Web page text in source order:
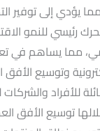
يؤدي إلى توفير
رئيسي للنمو
مما يساهم في
وتوسيع
للأفراد
توسيع الأفق